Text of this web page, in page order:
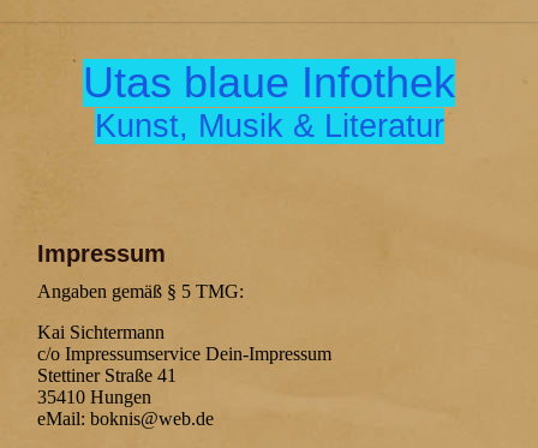
Utas blaue Infothek
Kunst, Musik & Literatur
Impressum
Angaben gemäß § 5 TMG:
Kai Sichtermann
c/o Impressumservice Dein-Impressum
Stettiner Straße 41
35410 Hungen
eMail: boknis@web.de